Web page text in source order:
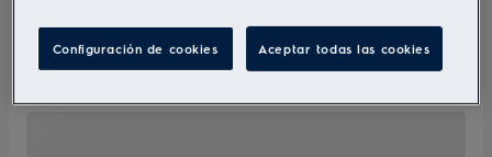
Configuración de cookies Aceptar todas las cookies